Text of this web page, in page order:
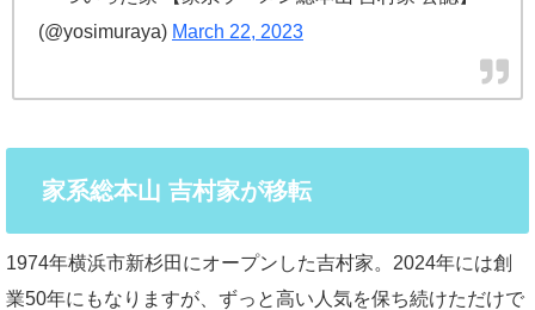
(@yosimuraya) March 22, 2023
家系総本山 吉村家が移転
1974年横浜市新杉田にオープンした吉村家。2024年には創
業50年にもなりますが、ずっと高い人気を保ち続けただけで